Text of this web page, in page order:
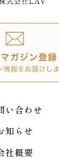
い合わせ
知らせ
社概要